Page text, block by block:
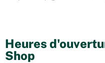
Heures
Shop